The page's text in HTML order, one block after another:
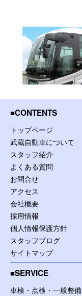
CONTENTS
トップページ
武蔵自動車について
スタッフ紹介
よくある質問
お問合せ
アクセス
会社概要
採用情報
個人情報保護方針
スタッフブログ
サイトマップ
SERVICE
車検・点検・一般整備